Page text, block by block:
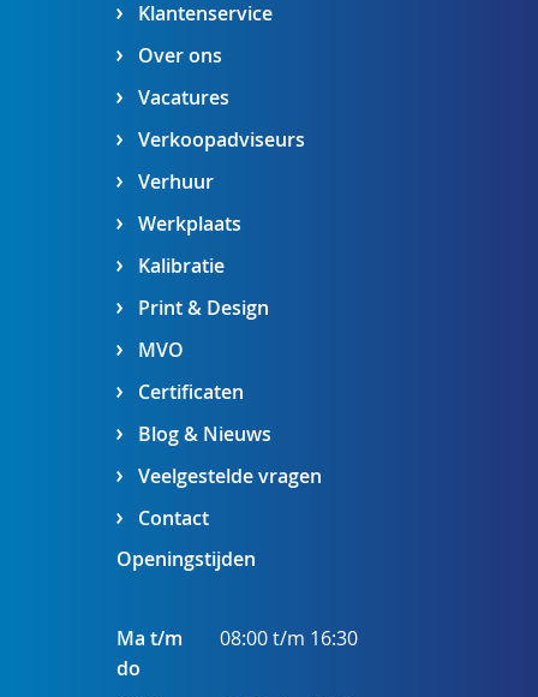
Klantenservice
Over ons
Vacatures
Verkoopadviseurs
Verhuur
Werkplaats
Kalibratie
Print & Design
MVO
Certificaten
Blog & Nieuws
Veelgestelde vragen
Contact
Openingstijden
Ma t/m
do
08:00 t/m 16:30